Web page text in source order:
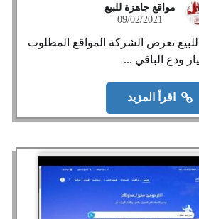
مواقع جاهزة للبيع
09/02/2021
تعرض الشركة المواقع المطلوب
ودع الباقي ...
اقرأ المزيد